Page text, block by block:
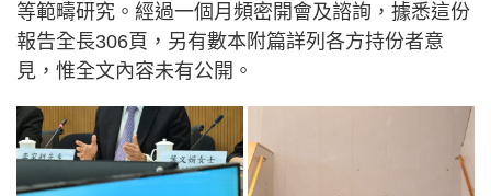
等範疇研究。經過一個月頻密開會及諮詢，據悉這份
報告全長306頁，另有數本附篇詳列各方持份者意
見，惟全文內容未有公開。